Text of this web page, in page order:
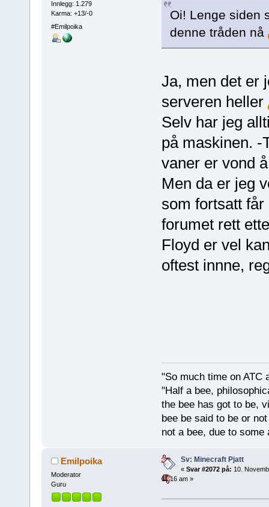
Innlegg: 1.279
Karma: +13/-0
#Emilpoika
Oi! Lenge siden
denne tråden nå
Ja, men det er
serveren heller
Selv har jeg
på maskinen. -
vaner er vond
Men da er jeg
som fortsatt
forumet rett
Floyd er vel
oftest innne,
"So much time on ATC
"Half a bee,
the bee has got to be,
bee be said to be or
not a bee, due to some
Emilpoika
Moderator
Guru
Sv: Minecraft Pjatt
« Svar #2072 på: 10.
11:16 am »